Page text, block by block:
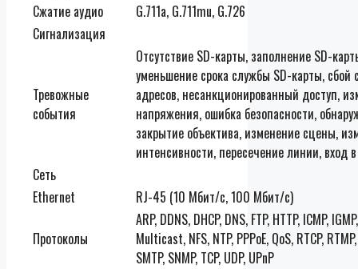
Сжатие аудио
G.711a, G.711mu, G.726
Сигнализация
Тревожные
события
Отсутствие SD-карты, заполнение SD-
уменьшение срока службы SD-карты, сбой
адресов, несанкционированный доступ,
напряжения, ошибка безопасности,
закрытие объектива, изменение сцены,
интенсивности, пересечение линии, вход в
Сеть
Ethernet
RJ-45 (10 Мбит/с, 100 Мбит/с)
Протоколы
ARP, DDNS, DHCP, DNS, FTP, HTTP, ICMP,
Multicast, NFS, NTP, PPPoE, QoS, RTCP, RTMP,
SMTP, SNMP, TCP, UDP, UPnP